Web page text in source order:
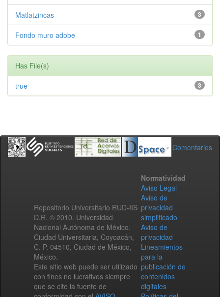
3
Matlatzincas
1
Fondo muro adobe
Has File(s)
3
true
Comentarios
Repositorio Universitario RUD-IIS
D.R. © 2010. Universidad
Nacional Autónoma de México.
Ciudad Universitaria, Coyoacán,
C. P. 04510, Ciudad de México,
México.
Este sitio web puede ser utilizado
con fines no lucrativos siempre
que se cite la fuente de
Normatividad
Aviso Legal
Aviso de
privacidad
simplificado
Aviso de
privacidad
Lineamientos
para la
publicación de
contenidos
digitales